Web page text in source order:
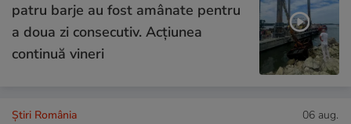
patru barje au fost amânate pentru
a doua zi consecutiv. Acțiunea
continuă vineri
Știri România 06 aug.